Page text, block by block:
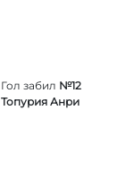
Гол забил №12
Топурия Анри